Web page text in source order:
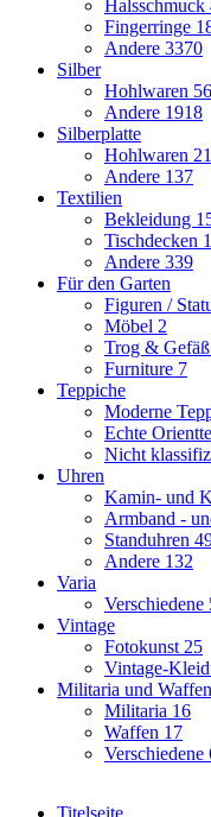
Halsschmuck
Fingerringe
Andere 3370
Silber
Hohlwaren
Andere 1918
Silberplatte
Hohlwaren
Andere 137
Textilien
Bekleidung
Tischdecken
Andere 339
Für den Garten
Figuren /
Möbel 2
Trog & Gefäß
Furniture 7
Teppiche
Moderne
Echte
Nicht
Uhren
Kamin- und
Armband -
Standuhren
Andere 132
Varia
Verschiedene
Vintage
Fotokunst 25
Vintage-
Militaria und Waffen
Militaria 16
Waffen 17
Verschiedene
Titelseite